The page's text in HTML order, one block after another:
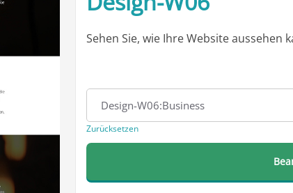
Sehen Sie, wie Ihre Website aussehen
Design-W06:Business
Zurücksetzen